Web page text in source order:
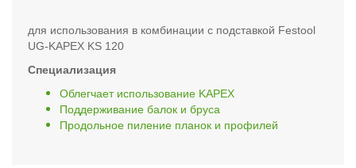
для использования в комбинации с подставкой Festool
UG-KAPEX KS 120
Специализация
Облегчает использование KAPEX
Поддерживание балок и бруса
Продольное пиление планок и профилей